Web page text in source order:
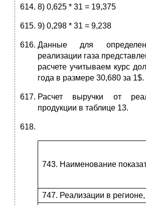
8) 0,625 * 31 = 19,375
9) 0,298 * 31 = 9,238
Данные для
реализации газа
расчете учитываем курс
года в размере 30,680 за 1$.
Расчет выручки от
продукции в таблице 13.
Наименование
Реализации в регионе,